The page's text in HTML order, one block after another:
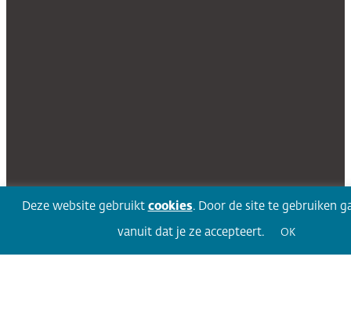
Deze website gebruikt cookies. Door de site te gebruiken
vanuit dat je ze accepteert. OK